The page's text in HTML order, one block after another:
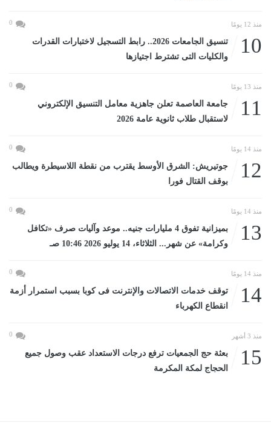
منذ 12 يومًا 0
10
تنسيق الجامعات 2026.. رابط التسجيل لاختبارات القدرات
والكليات التى تشترط اجتيازها
منذ 13 يومًا 0
11
جامعة العاصمة تعلن جاهزية معامل التنسيق الإلكتروني
لاستقبال طلاب ثانوية عامة 2026
منذ 14 يومًا 0
12
جوتيريش: الشرق الأوسط يقترب من نقطة اللاسيطرة ويطالب
بوقف القتال فورا
منذ 14 يومًا 0
13
بميزانية تفوق 4 مليارات جنيه.. موعد وآليات صرف «تكافل
وكرامة» عن شهر... الثلاثاء، 14 يوليو 2026 10:46 صـ
منذ 14 يومًا 0
14
توقف خدمات الاتصالات والإنترنت فى كوبا بسبب استمرار أزمة
انقطاع الكهرباء
منذ 3 أشهر 0
15
بعثة حج الجمعيات ترفع درجات الاستعداد عقب وصول جميع
الحجاج لمكة المكرمة